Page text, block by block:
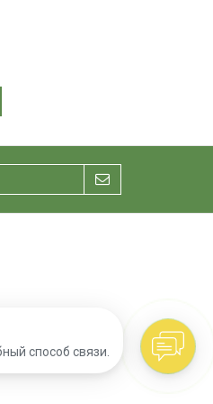
способ связи.